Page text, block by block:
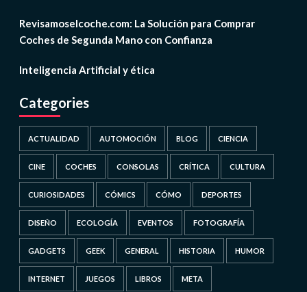
Revisamoselcoche.com: La Solución para Comprar
Coches de Segunda Mano con Confianza
Inteligencia Artificial y ética
Categories
ACTUALIDAD AUTOMOCIÓN BLOG CIENCIA
CINE COCHES CONSOLAS CRÍTICA CULTURA
CURIOSIDADES CÓMICS CÓMO DEPORTES
DISEÑO ECOLOGÍA EVENTOS FOTOGRAFÍA
GADGETS GEEK GENERAL HISTORIA HUMOR
INTERNET JUEGOS LIBROS META